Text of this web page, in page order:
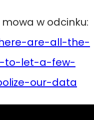
w odcinku:
are-all-the-
to-let-a-few-
our-data